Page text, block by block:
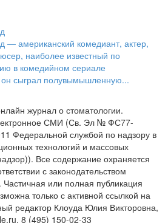
американский комедиант, актер,
наиболее известный по
в комедийном сериале
сыграл полувымышленную...
журнал о стоматологии.
СМИ (Св. Эл № ФС77-
Федеральной службой по надзору в
технологий и массовых
Все содержание охраняется
с законодательством
или полная публикация
только с активной ссылкой на
редактор Клоуда Юлия Викторовна,
8 (495) 150-02-33